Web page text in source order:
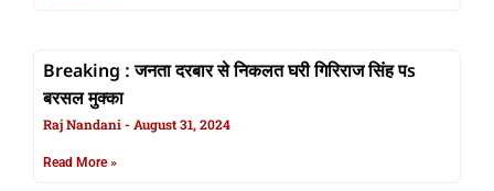
Breaking : जनता दरबार से निकलत घरी गिरिराज सिंह पs
बरसल मुक्का
Raj Nandani August 31, 2024
Read More »